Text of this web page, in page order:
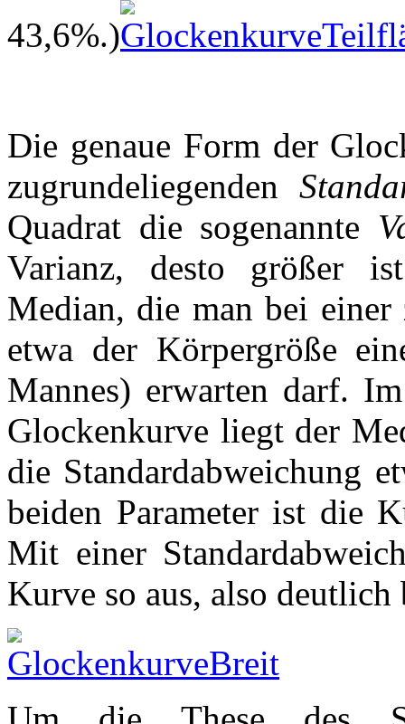
43,6%.)
Die genaue Form der
zugrundeliegenden
Quadrat die sogenannte
Varianz, desto größer
Median, die man bei
etwa der Körpergröße
Mannes) erwarten darf.
Glockenkurve liegt der
die Standardabweichung
beiden Parameter ist die
Mit einer
Kurve so aus, also deutlich